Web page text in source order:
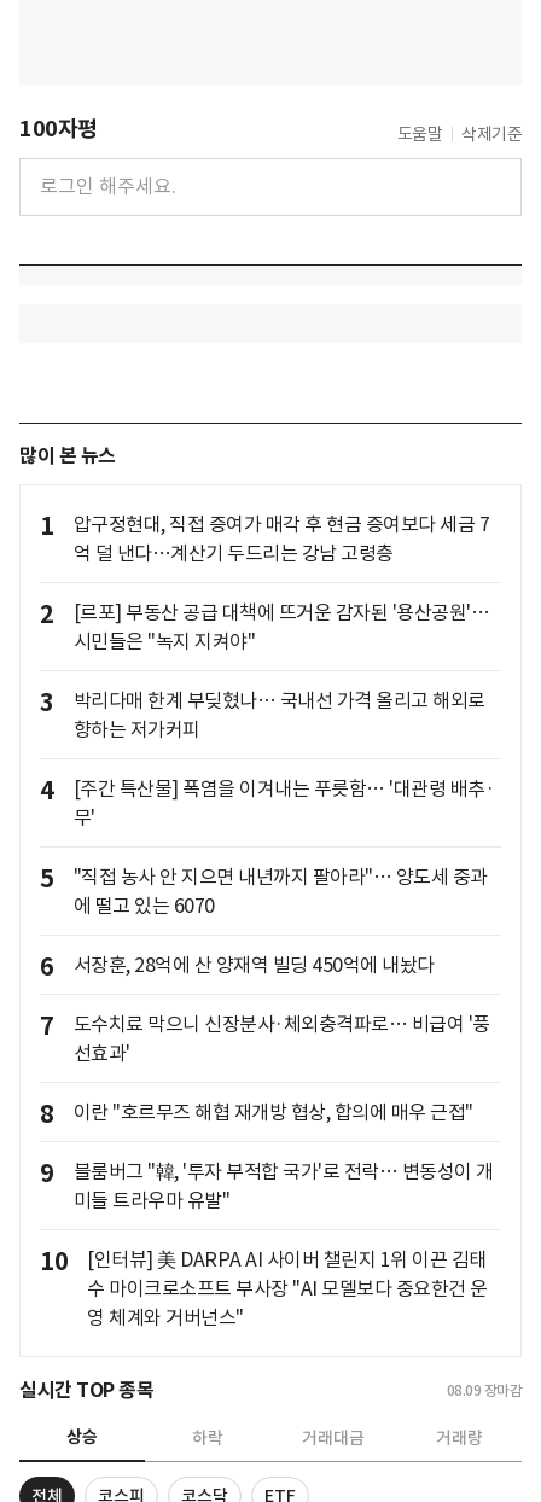
100자평 도움말 삭제기준
많이 본 뉴스
1
압구정현대, 직접 증여가 매각 후 현금 증여보다 세금 7
억 덜 낸다…계산기 두드리는 강남 고령층
2
[르포] 부동산 공급 대책에 뜨거운 감자된 '용산공원'…
시민들은 "녹지 지켜야"
3
박리다매 한계 부딪혔나… 국내선 가격 올리고 해외로
향하는 저가커피
4
[주간 특산물] 폭염을 이겨내는 푸릇함… '대관령 배추·
무'
5
"직접 농사 안 지으면 내년까지 팔아라"… 양도세 중과
에 떨고 있는 6070
6 서장훈, 28억에 산 양재역 빌딩 450억에 내놨다
7
도수치료 막으니 신장분사·체외충격파로… 비급여 '풍
선효과'
8 이란 "호르무즈 해협 재개방 협상, 합의에 매우 근접"
9
블룸버그 "韓, '투자 부적합 국가'로 전락… 변동성이 개
미들 트라우마 유발"
10
[인터뷰] 美 DARPA AI 사이버 챌린지 1위 이끈 김태
수 마이크로소프트 부사장 "AI 모델보다 중요한건 운
영 체계와 거버넌스"
실시간 TOP 종목 08.09 장마감
상승 하락 거래대금 거래량
전체 코스피 코스닥 ETF